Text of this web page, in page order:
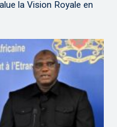
la Vision Royale en